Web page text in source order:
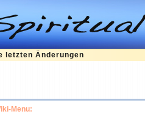
letzten Änderungen
Menu: